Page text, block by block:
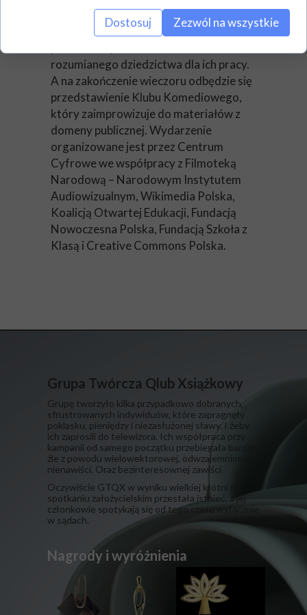
debatę z twórcami na temat ich
własnych praktyk twórczych i
rozumianego dziedzictwa dla ich pracy.
A na zakończenie wieczoru odbędzie się
przedstawienie Klubu Komediowego,
który zaimprowizuje do materiałów z
domeny publicznej. Wydarzenie
organizowane jest przez Centrum
Cyfrowe we współpracy z Filmoteką
Narodową – Narodowym Instytutem
Audiowizualnym, Wikimedia Polska,
Koalicją Otwartej Edukacji, Fundacją
Nowoczesna Polska, Fundacją Szkoła z
Klasą i Creative Commons Polska.
Grupa Twórcza Qlub Xsiążkowy
Grupę tworzyło kilka przypadkowo dobranych,
sfrustrowanych indywiduów, które zapragnęły
poklasku, pieniędzy i niezasłużonej sławy. I żeby
ich zaprosili do telewizora. Ich współpraca przy
kampanii od samego początku przebiegała bardzo
źle z powodu wielowektorowej, odwzajemnionej
nienawiści. Oraz bezinteresownej zawiści.
​Oczywiście GTQX w wyniku wielkiej kłótni na
spotkaniu założycielskim przestała istnieć, a jej
członkowie spotykają się od tego czasu wyłącznie
w sądach.
Nagrody i wyróżnienia
Dostosuj Zezwól na wszystkie